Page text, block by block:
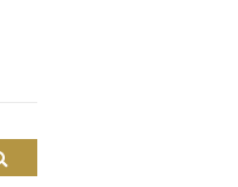
Search